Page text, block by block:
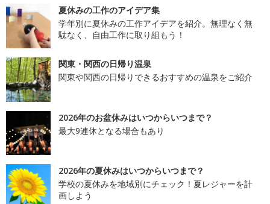
夏休みの工作のアイデア集
学年別に夏休みの工作アイデアを紹介。無理なく無
駄なく、自由工作に取り組もう！
関東・関西の日帰り温泉
関東や関西の日帰りできるおすすめの温泉をご紹介
2026年のお盆休みはいつからいつまで？
最大9連休となる場合もあり
2026年の夏休みはいつからいつまで？
学校の夏休みを地域別にチェック！夏レジャーを計
画しよう